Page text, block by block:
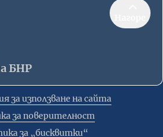
БНР
за използване на сайта
за поверителност
за „бисквитки“